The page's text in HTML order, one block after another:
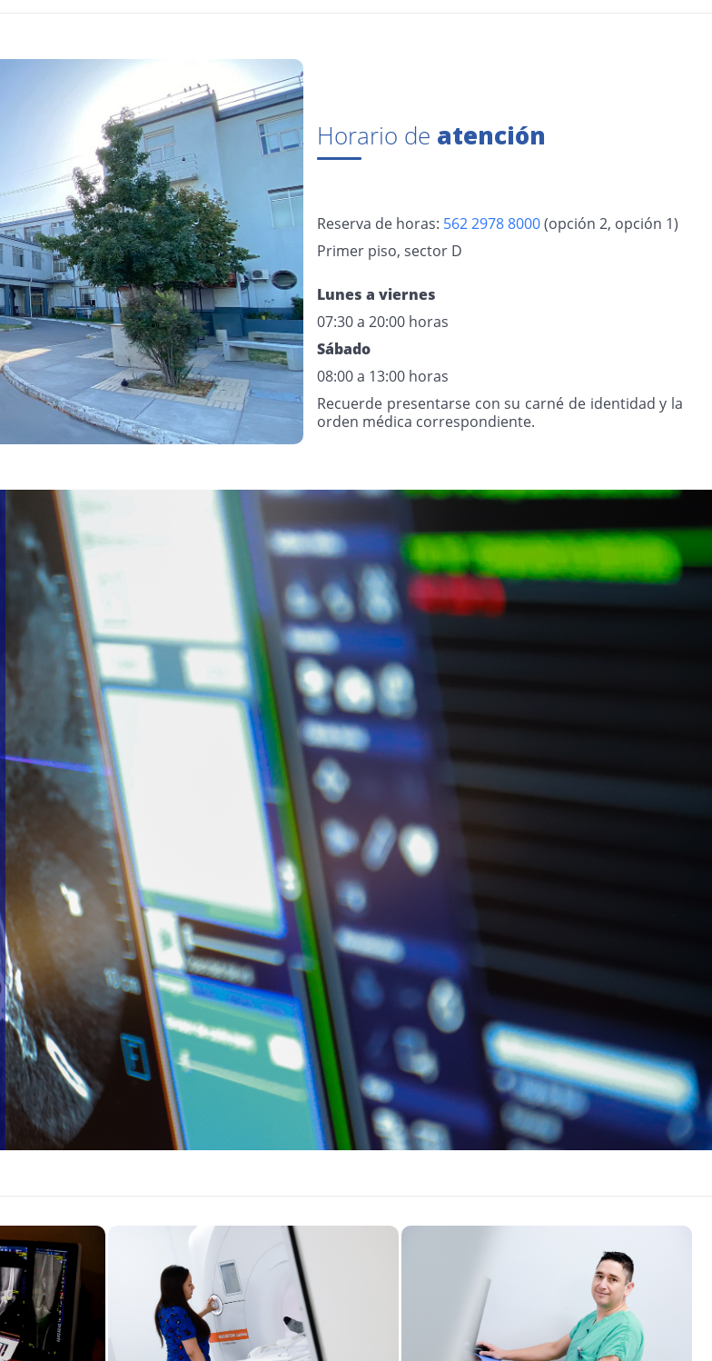
Horario de atención
Reserva de horas: 562 2978 8000(opción 2, opción 1)
Primer piso, sector D
Lunes a viernes
07:30 a 20:00 horas
Sábado
08:00 a 13:00 horas
Recuerde presentarse con su carné de identidad y la
orden médica correspondiente.